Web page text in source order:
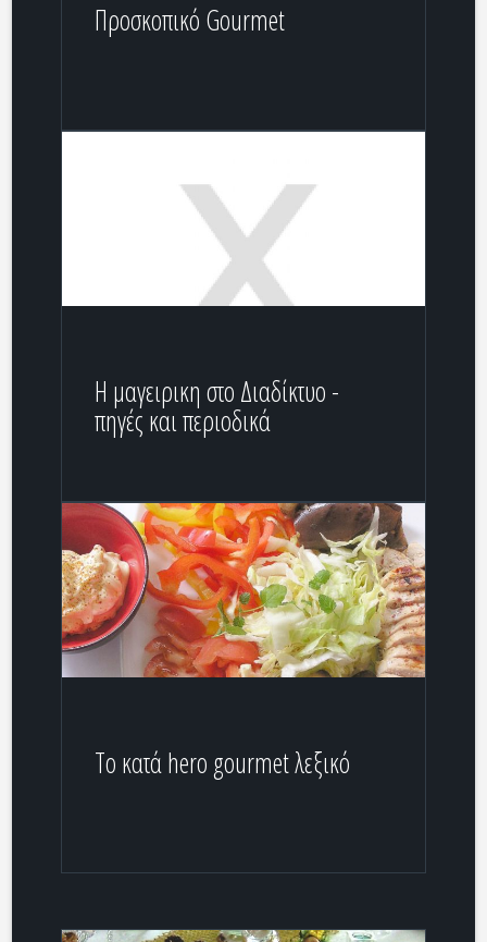
Προσκοπικό Gourmet
H μαγειρικη στο Διαδίκτυο -
πηγές και περιοδικά
Tο κατά hero gourmet λεξικό